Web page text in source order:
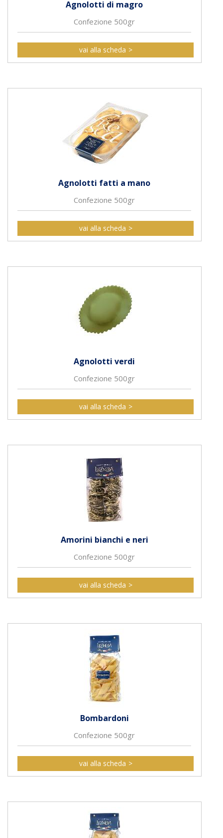
Agnolotti di magro
Confezione 500gr
vai alla scheda
Agnolotti fatti a mano
Confezione 500gr
vai alla scheda
Agnolotti verdi
Confezione 500gr
vai alla scheda
Amorini bianchi e neri
Confezione 500gr
vai alla scheda
Bombardoni
Confezione 500gr
vai alla scheda